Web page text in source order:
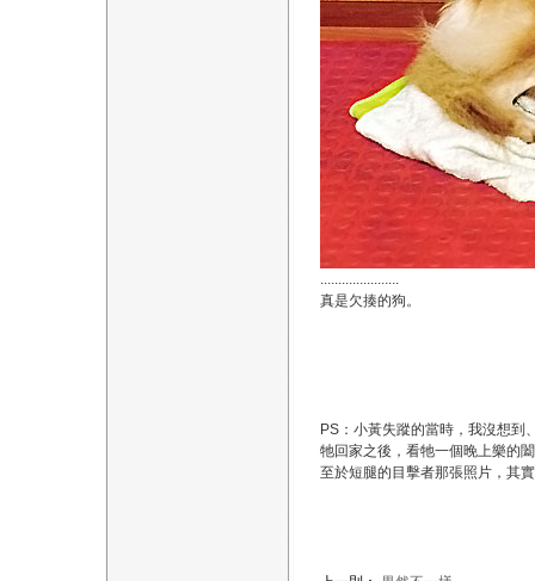
......................
真是欠揍的狗。
PS：小黃失蹤的當時，我沒想到
牠回家之後，看牠一個晚上樂的
至於短腿的目擊者那張照片，其